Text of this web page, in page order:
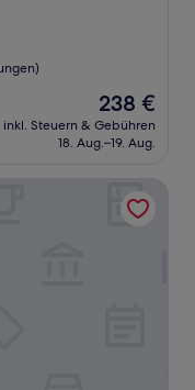
Der
Preis
beträgt
238 €
inkl. Steuern & Gebühren
18. Aug.–19. Aug.